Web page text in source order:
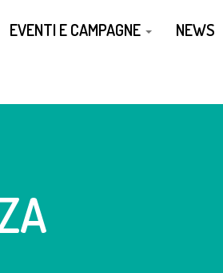
EVENTI E CAMPAGNE NEWS